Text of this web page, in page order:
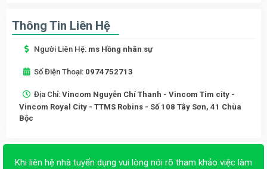
Thông Tin Liên Hệ
Người Liên Hệ: ms Hồng nhân sự
Số Điện Thoại: 0974752713
Địa Chỉ: Vincom Nguyễn Chí Thanh - Vincom Tim city -
Vincom Royal City - TTMS Robins - Số 108 Tây Sơn, 41 Chùa
Bộc
Khi liên hệ nhà tuyển dụng vui lòng nói rõ tham khảo việc làm